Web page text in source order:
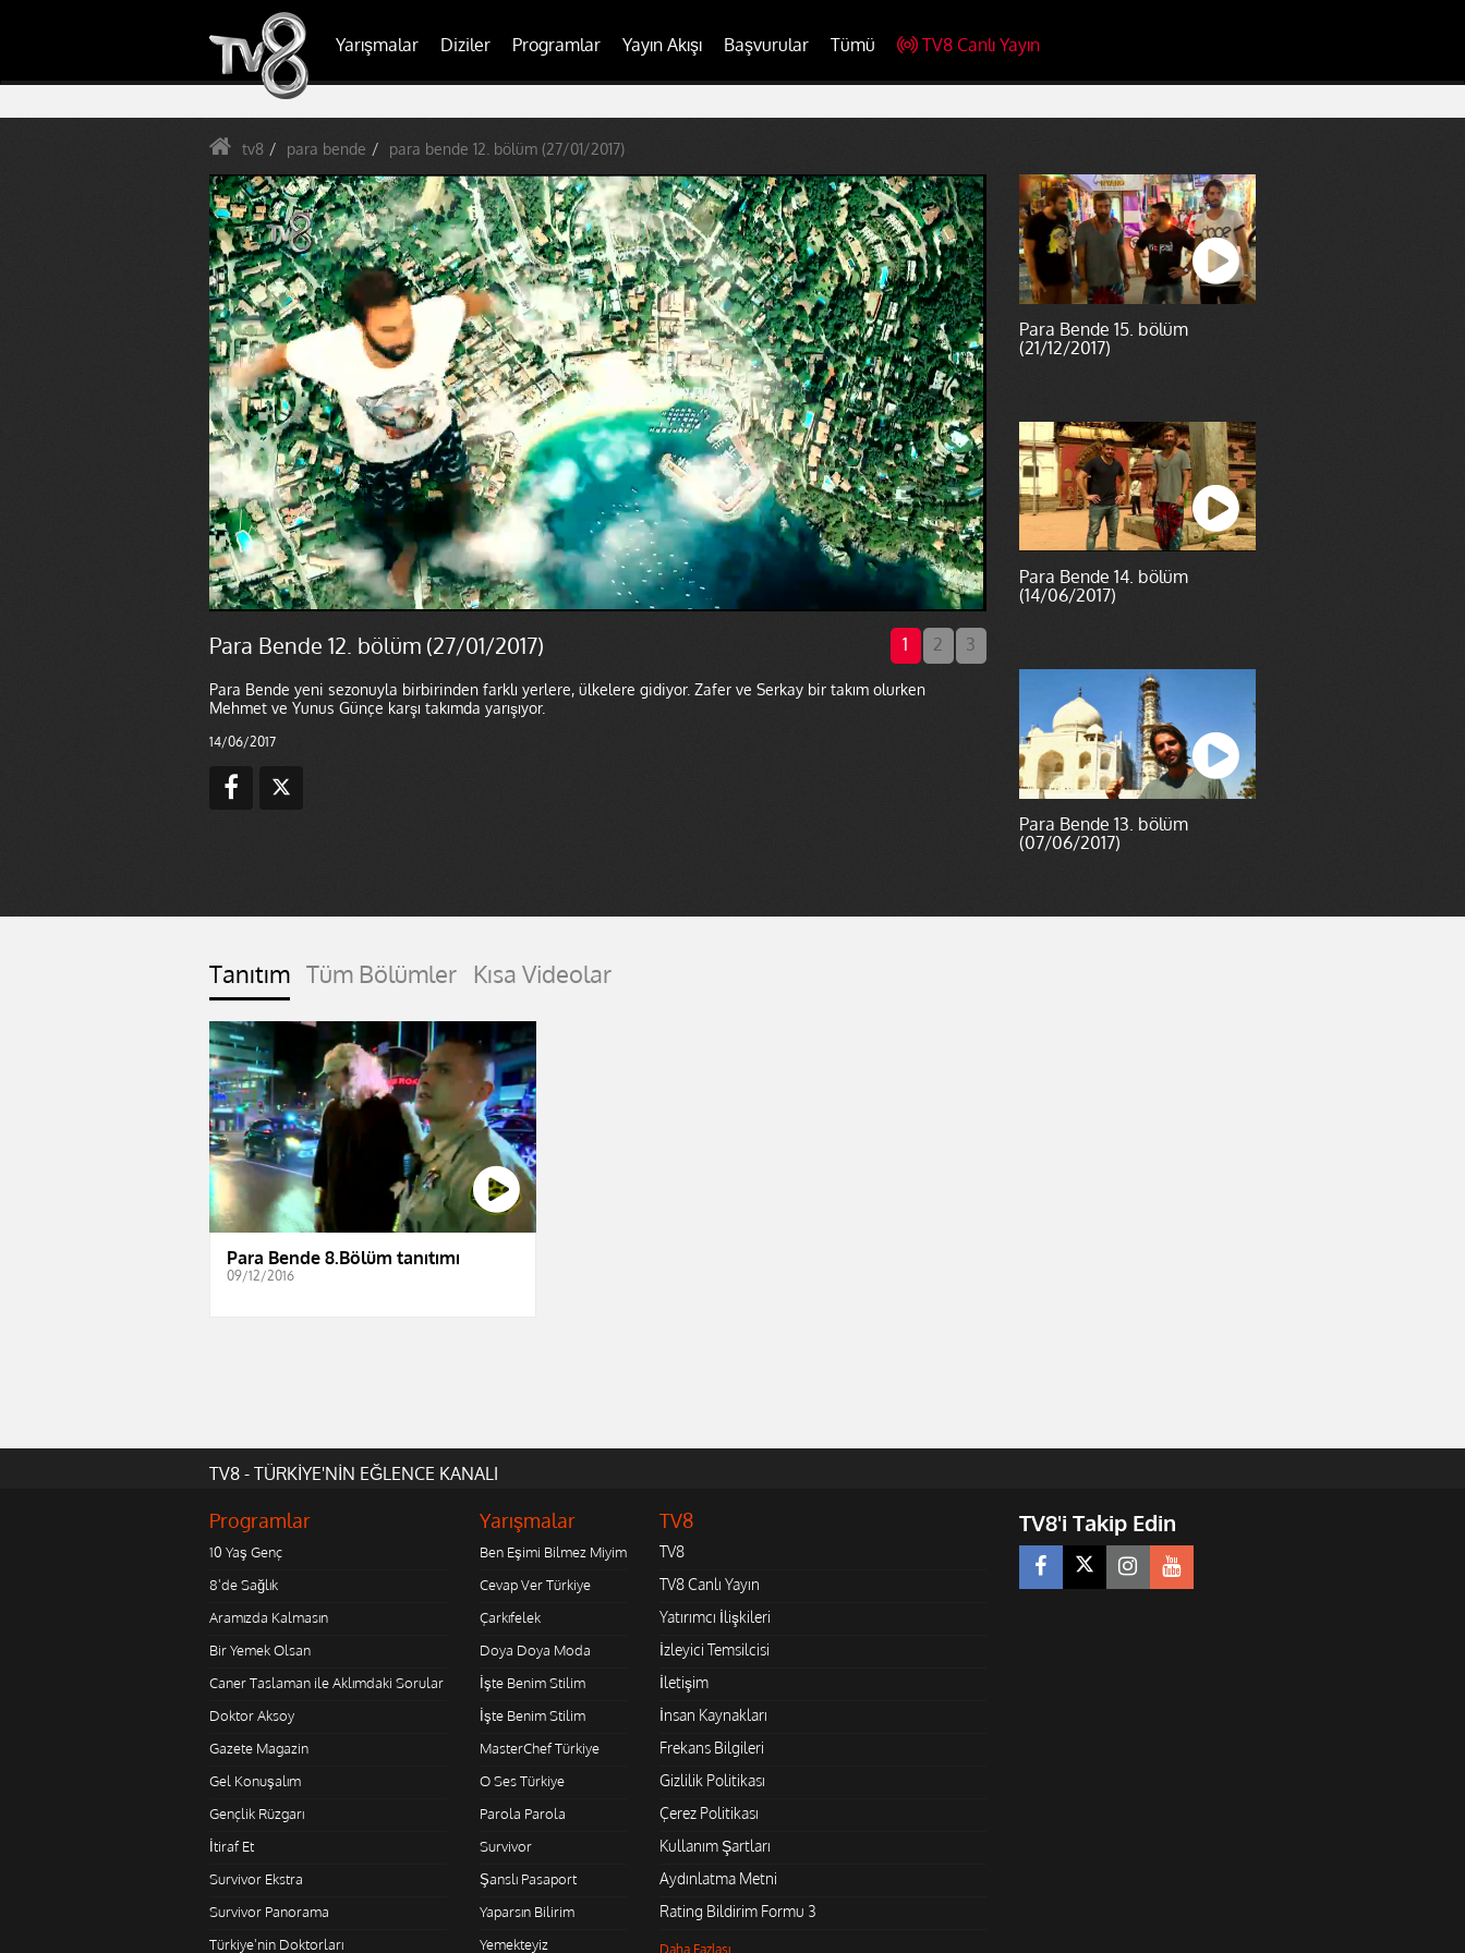
Yarışmalar Diziler Programlar Yayın Akışı Başvurular Tümü TV8 Canlı Yayın
tv8 para bende para bende 12. bölüm (27/01/2017)
Para Bende 12. bölüm (27/01/2017) 1 2 3
Para Bende yeni sezonuyla birbirinden farklı yerlere, ülkelere gidiyor. Zafer ve Serkay bir takım olurken
Mehmet ve Yunus Günçe karşı takımda yarışıyor.
14/06/2017
Para Bende 15. bölüm
(21/12/2017)
Para Bende 14. bölüm
(14/06/2017)
Para Bende 13. bölüm
(07/06/2017)
Tanıtım Tüm Bölümler Kısa Videolar
Para Bende 8.Bölüm tanıtımı
09/12/2016
TV8 - TÜRKİYE'NİN EĞLENCE KANALI
Programlar
10 Yaş Genç
8'de Sağlık
Aramızda Kalmasın
Bir Yemek Olsan
Caner Taslaman ile Aklımdaki Sorular
Doktor Aksoy
Gazete Magazin
Gel Konuşalım
Gençlik Rüzgarı
İtiraf Et
Survivor Ekstra
Survivor Panorama
Türkiye'nin Doktorları
Yarışmalar
Ben Eşimi Bilmez Miyim
Cevap Ver Türkiye
Çarkıfelek
Doya Doya Moda
İşte Benim Stilim
İşte Benim Stilim
MasterChef Türkiye
O Ses Türkiye
Parola Parola
Survivor
Şanslı Pasaport
Yaparsın Bilirim
Yemekteyiz
TV8
TV8
TV8 Canlı Yayın
Yatırımcı İlişkileri
İzleyici Temsilcisi
İletişim
İnsan Kaynakları
Frekans Bilgileri
Gizlilik Politikası
Çerez Politikası
Kullanım Şartları
Aydınlatma Metni
Rating Bildirim Formu 3
Daha Fazlası
TV8'i Takip Edin